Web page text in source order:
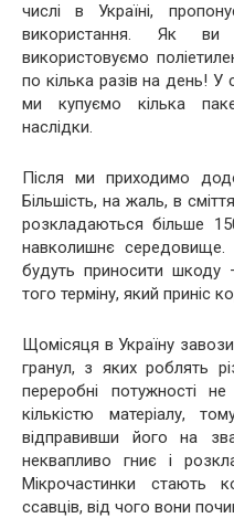
числі в Україні,
використання. Як
використовуємо
по кілька разів на день! У
ми купуємо кілька
наслідки.
Після ми приходимо
Більшість, на жаль, в
розкладаються більше
навколишнє середовище.
будуть приносити шкоду
того терміну, який приніс
Щомісяця в Україну
гранул, з яких роблять
переробні потужності
кількістю матеріалу,
відправивши його на
неквапливо гниє і
Мікрочастинки стають
ссавців, від чого вони